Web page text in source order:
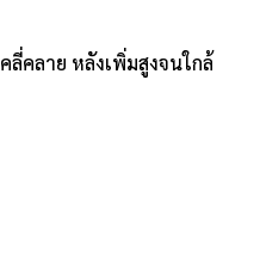
ลี่คลาย หลังเพิ่มสูงจนใกล้